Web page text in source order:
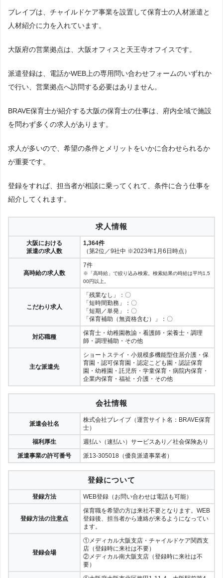
ブレイブは、チャイルドケア事業を設置して保育士の人材派遣と
人材紹介に力を入れています。
大阪府の営業拠点は、大阪オフィスと天王寺オフイスです。
派遣登録は、電話かWEB上の専用問い合わせフォームのいずれか
で行い、営業拠点へ訪問する必要はありません。
BRAVE保育士が紹介する大阪の保育士の仕事は、府内全域で施設
を問わず多くの求人があります。
求人が多いので、希望の条件とメリットをいかに合わせられるか
が重要です。
登録をすれば、担当者が相談に乗ってくれて、条件に合う仕事を
紹介してくれます。
求人情報
大阪における
派遣の求人数
1,364件
（第2位／9社中 ※2023年1月6日時点）
高時給の求人数
7件
※「高時給」で絞り込み検索。検索結果の時給は平均1,5
00円以上。
こだわり求人
「残業なし」：〇
「短時間勤務」：〇
「短期／単発」：〇
「保育補助（無資格含む）」：〇
対応職種
保育士・幼稚園教諭・看護師・栄養士・調理
師・調理補助・その他
主な派遣先
ショートステイ・小規模多機能型住居介護・保
育園・認可保育園・認定こども園・認証保育
園・幼稚園・託児所・学童保育・病院内保育・
企業内保育・福祉・介護・その他
会社情報
派遣会社名
株式会社ブレイブ（運営サイト名：BRAVE保育
士）
福利厚生
週払い（速払い）サービスあり／社会保険あり
派遣事業の許可番号
派13-305018（優良派遣事業者）
登録について
登録方法 WEB登録（お問い合わせは電話も可能）
登録方法の注意点
保育職を希望の方は来社不要となります。WEB
登録後、担当者から連絡が来るようになってい
ます。
登録会場
①メディカル大阪支店・チャイルドケア関西支
店（登録時に来社は不要）
②メディカル南大阪支店（登録時に来社は不
要）